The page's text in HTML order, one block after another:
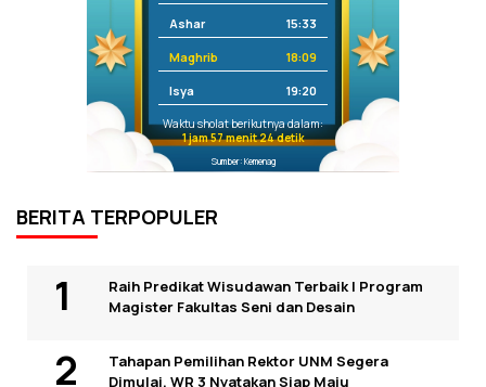
Ashar 15:33
Maghrib 18:09
Isya 19:20
Waktu sholat berikutnya dalam:
1 jam 57 menit 24 detik
Sumber: Kemenag
BERITA TERPOPULER
Raih Predikat Wisudawan Terbaik I Program
Magister Fakultas Seni dan Desain
Tahapan Pemilihan Rektor UNM Segera
Dimulai, WR 3 Nyatakan Siap Maju